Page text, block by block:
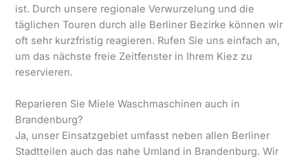
ist. Durch unsere regionale Verwurzelung und die
täglichen Touren durch alle Berliner Bezirke können wir
oft sehr kurzfristig reagieren. Rufen Sie uns einfach an,
um das nächste freie Zeitfenster in Ihrem Kiez zu
reservieren.
Reparieren Sie Miele Waschmaschinen auch in
Brandenburg?
Ja, unser Einsatzgebiet umfasst neben allen Berliner
Stadtteilen auch das nahe Umland in Brandenburg. Wir